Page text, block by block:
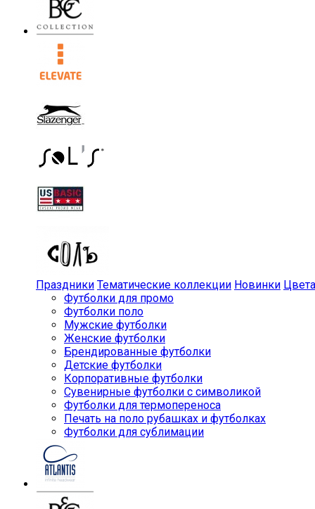
Праздники Тематические коллекции Новинки Цвета
Футболки для промо
Футболки поло
Мужские футболки
Женские футболки
Брендированные футболки
Детские футболки
Корпоративные футболки
Сувенирные футболки с символикой
Футболки для термопереноса
Печать на поло рубашках и футболках
Футболки для сублимации